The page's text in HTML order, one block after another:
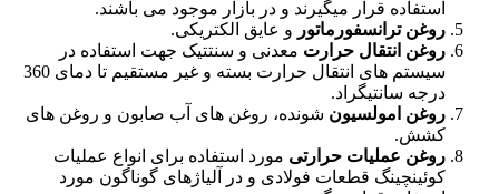
استفاده قرار میگیرند و در بازار موجود می باشند.
روغن ترانسفورماتور و عایق الکتریکی.
روغن انتقال حرارت معدنی و سنتتیک جهت استفاده در
سیستم های انتقال حرارت بسته و غیر مستقیم تا دمای 360
درجه سانتیگراد.
روغن امولسیون شونده، روغن های آب صابون و روغن های
کشش.
روغن عملیات حرارتی مورد استفاده برای انواع عملیات
کوئینچینگ قطعات فولادی و در آلیاژهای گوناگون مورد